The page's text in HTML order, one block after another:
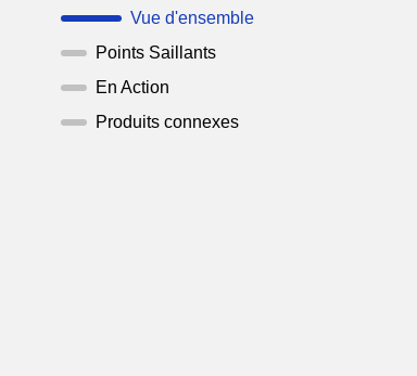
Vue d'ensemble
Points Saillants
En Action
Produits connexes